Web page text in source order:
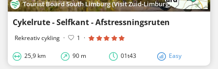
Tourist Board South Limburg (Visit Zuid-Limburg)
Cykelrute - Selfkant - Afstressningsruten
Rekreativ cykling · 1 ·
25,9 km 90 m 01t43 Easy